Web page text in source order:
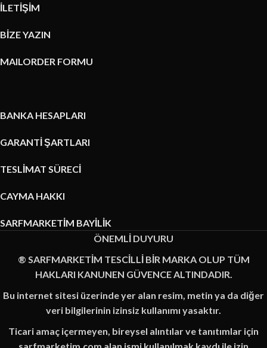
İLETİŞİM
BİZE YAZIN
MAILORDER FORMU
BANKA HESAPLARI
GARANTİ ŞARTLARI
TESLİMAT SÜRECİ
CAYMA HAKKI
SARFMARKETİM BAYİLİK
ÖNEMLİ DUYURU
® SARFMARKETİM TESCİLLİ BİR MARKA OLUP TÜM
HAKLARI KANUNEN GÜVENCE ALTINDADIR.
Bu internet sitesi üzerinde yer alan resim, metin ya da diğer
veri bilgilerinin izinsiz kullanımı yasaktır.
Ticari amaç içermeyen, bireysel alıntılar ve tanıtımlar için